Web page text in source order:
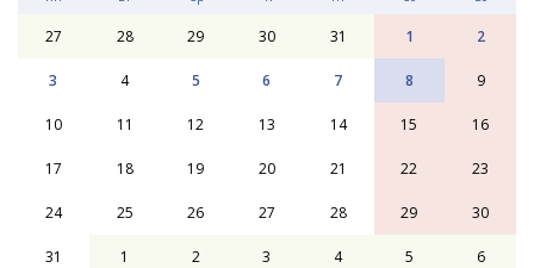
27 28 29 30 31 1 2
3 4 5 6 7 8 9
10 11 12 13 14 15 16
17 18 19 20 21 22 23
24 25 26 27 28 29 30
31 1 2 3 4 5 6